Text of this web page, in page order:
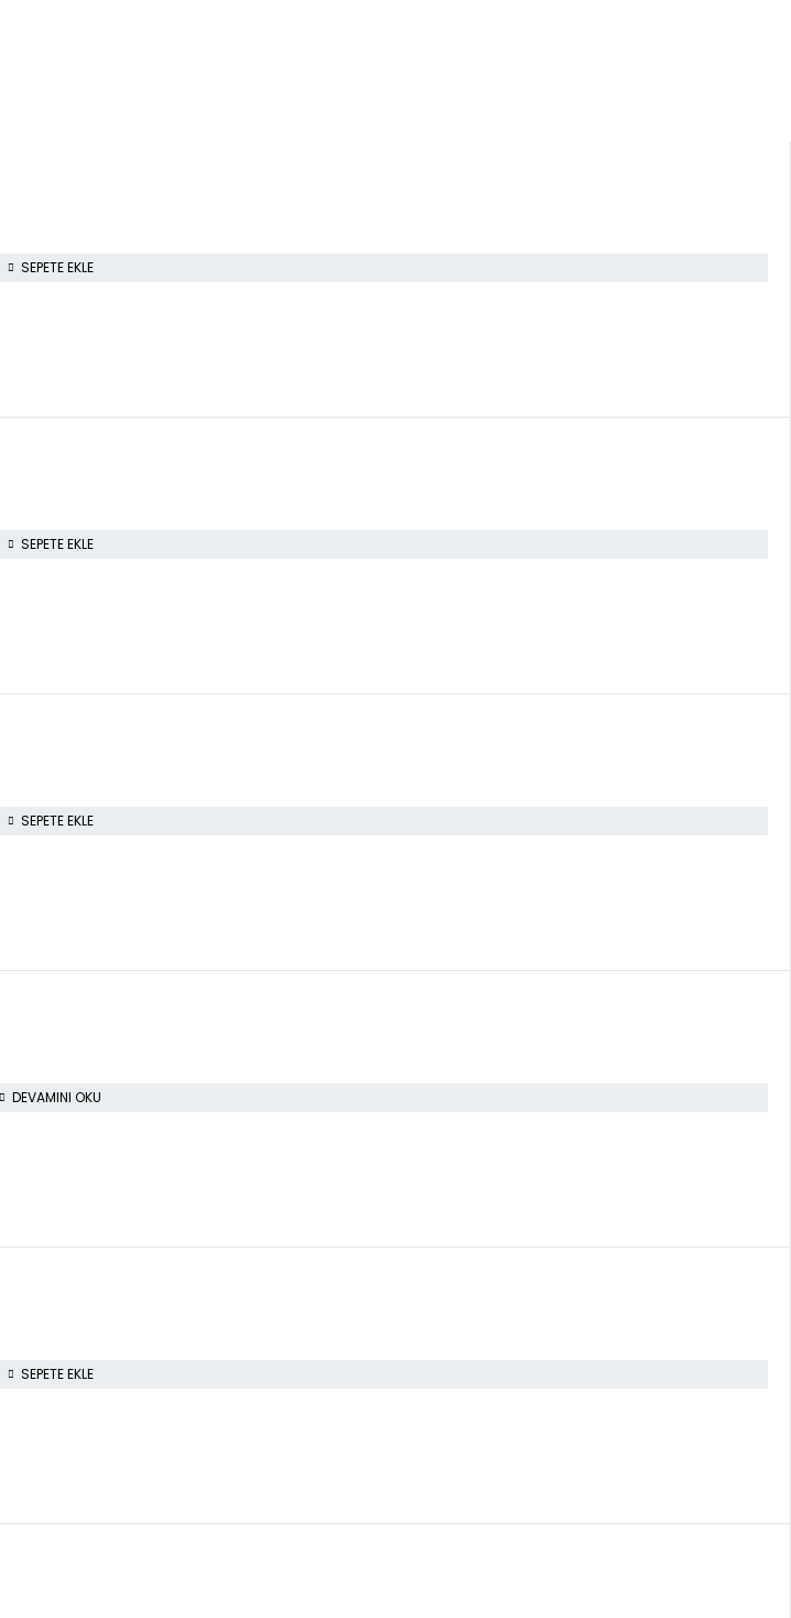
SEPETE EKLE
SEPETE EKLE
SEPETE EKLE
DEVAMINI OKU
SEPETE EKLE